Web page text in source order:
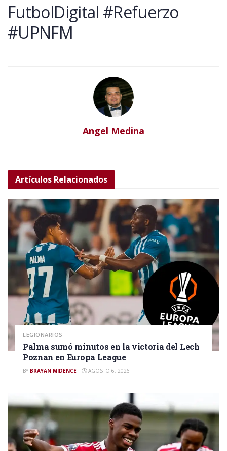
FutbolDigital #Refuerzo
#UPNFM
Angel Medina
Artículos Relacionados
LEGIONARIOS
Palma sumó minutos en la victoria del Lech
Poznan en Europa League
BY BRAYAN MIDENCE AGOSTO 6, 2026